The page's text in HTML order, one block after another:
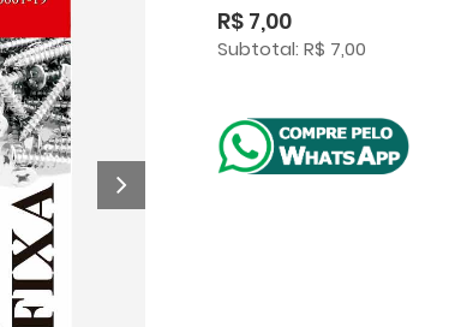
R$ 7,00
Subtotal: R$ 7,00